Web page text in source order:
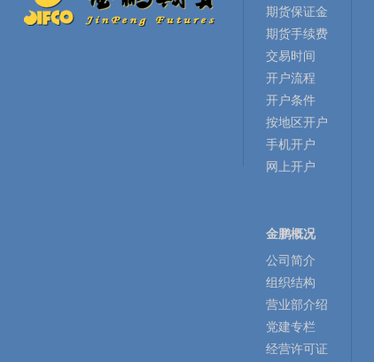
期货保证金
期货手续费
交易时间
开户流程
开户条件
按地区开户
手机开户
网上开户
金鹏概况
公司简介
组织结构
营业部介绍
党建专栏
经营许可证